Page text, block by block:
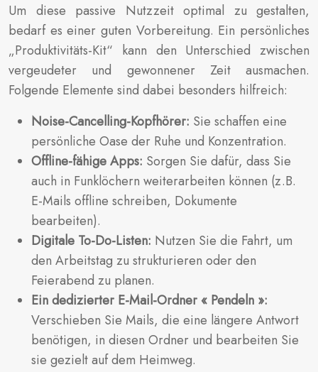
Um diese passive Nutzzeit optimal zu gestalten,
bedarf es einer guten Vorbereitung. Ein persönliches
„Produktivitäts-Kit“ kann den Unterschied zwischen
vergeudeter und gewonnener Zeit ausmachen.
Folgende Elemente sind dabei besonders hilfreich:
Noise-Cancelling-Kopfhörer: Sie schaffen eine
persönliche Oase der Ruhe und Konzentration.
Offline-fähige Apps: Sorgen Sie dafür, dass Sie
auch in Funklöchern weiterarbeiten können (z.B.
E-Mails offline schreiben, Dokumente
bearbeiten).
Digitale To-Do-Listen: Nutzen Sie die Fahrt, um
den Arbeitstag zu strukturieren oder den
Feierabend zu planen.
Ein dedizierter E-Mail-Ordner « Pendeln »:
Verschieben Sie Mails, die eine längere Antwort
benötigen, in diesen Ordner und bearbeiten Sie
sie gezielt auf dem Heimweg.